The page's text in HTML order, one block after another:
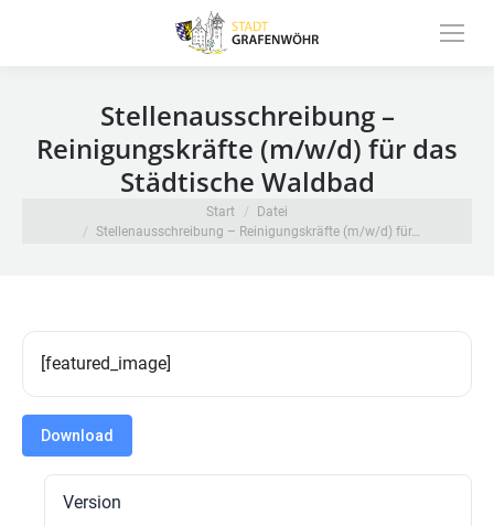
Stellenausschreibung –
Reinigungskräfte (m/w/d) für das
Städtische Waldbad
Start
Datei
Stellenausschreibung – Reinigungskräfte (m/w/d) für…
[featured_image]
Download
Version